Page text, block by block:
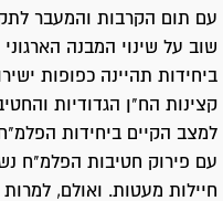
שוב על שינוי המבנה
ביחידות תהיינה כפופות
קצינות הח"ן הגדודיות
למצב הקיים ביחידות
עם פירוק חטיבות הפלמ"ח
חיילות מעטות. ואולם, למרות